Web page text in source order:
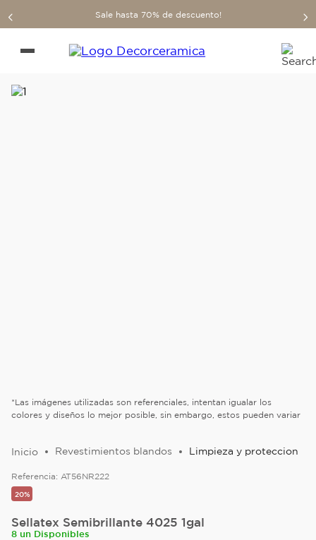
Sale hasta 70% de descuento!
*Las imágenes utilizadas son referenciales, intentan igualar los
colores y diseños lo mejor posible, sin embargo, estos pueden variar
Revestimientos blandos Limpieza y proteccion
Referencia: AT56NR222
20%
Sellatex Semibrillante 4025 1gal
8 un Disponibles